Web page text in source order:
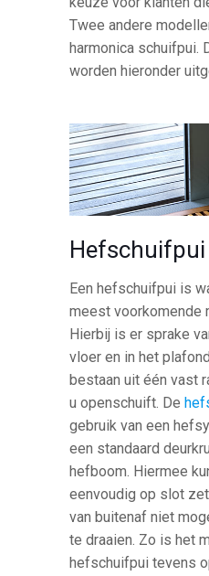
Twee andere
harmonica schuifpui.
worden hieronder
Hefschuifpui
Een hefschuifpui is
meest voorkomende
Hierbij is er sprake
vloer en in het
bestaan uit één vast
u openschuift. De
gebruik van een
een standaard
hefboom. Hiermee
eenvoudig op slot
van buitenaf niet
te draaien. Zo is het
hefschuifpui tevens